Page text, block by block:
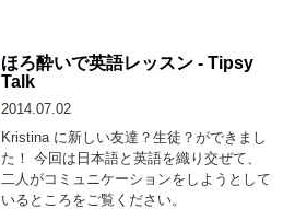
ほろ酔いで英語レッスン - Tipsy
Talk
2014.07.02
Kristina に新しい友達？生徒？ができまし
た！ 今回は日本語と英語を織り交ぜて、
二人がコミュニケーションをしようとして
いるところをご覧ください。